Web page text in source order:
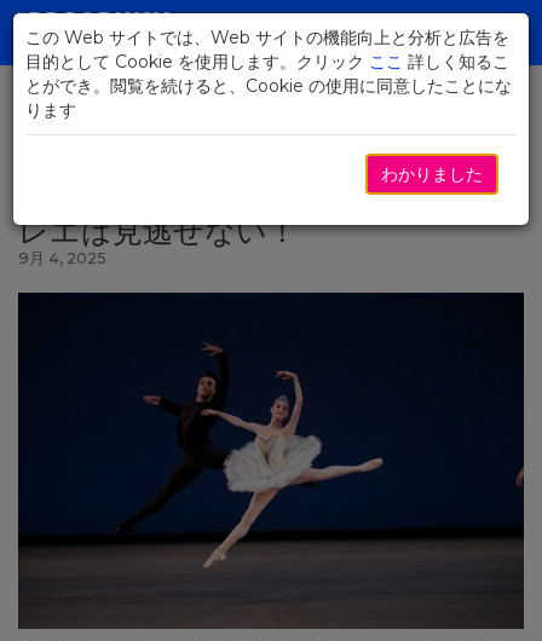
Skip
Main
Content
この秋、ニューヨーク・シティ・バ
レエは見逃せない！
9月 4, 2025
この Web サイトでは、Web サイトの機能向上と分析と広告を
目的として Cookie を使用します。クリック ここ 詳しく知るこ
とができ。閲覧を続けると、Cookie の使用に同意したことにな
ります
わかりました